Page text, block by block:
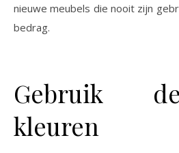
nieuwe meubels die nooit zijn
bedrag.
Gebruik
kleuren